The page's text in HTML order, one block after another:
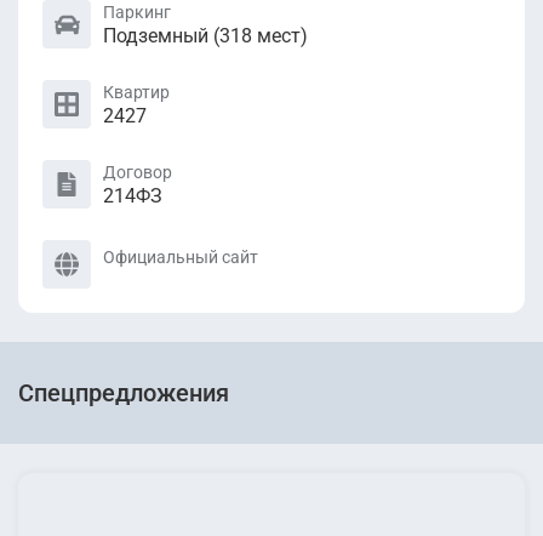
Паркинг
Подземный (318 мест)
Квартир
2427
Договор
214ФЗ
Официальный сайт
Спецпредложения